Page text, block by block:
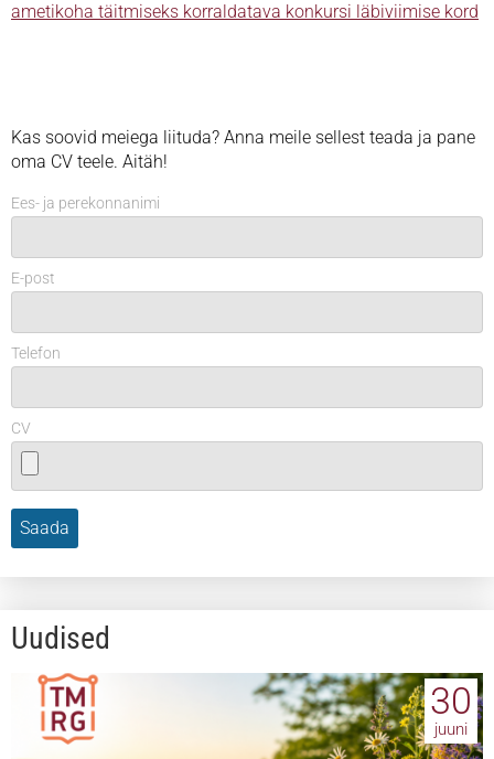
ametikoha täitmiseks korraldatava konkursi läbiviimise kord
Kas soovid meiega liituda? Anna meile sellest teada ja pane
oma CV teele. Aitäh!
Ees- ja perekonnanimi
E-post
Telefon
CV
Uudised
30
juuni